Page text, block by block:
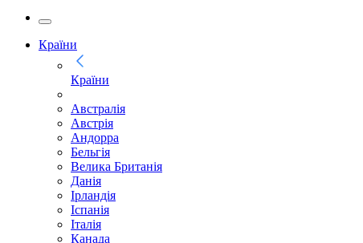
Країни
Країни
Австралія
Австрія
Андорра
Бельгія
Велика Британія
Данія
Ірландія
Іспанія
Італія
Канада